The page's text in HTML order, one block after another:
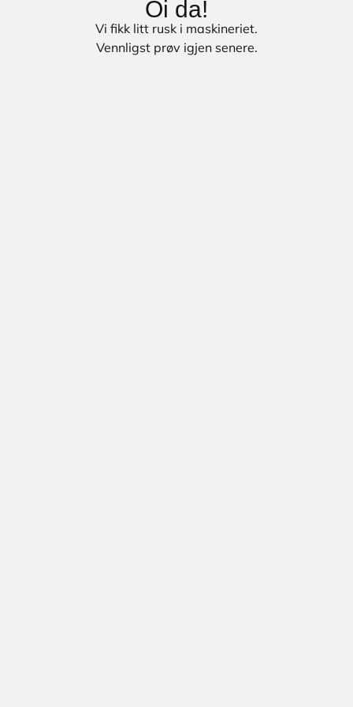
Oi da!
Vi fikk litt rusk i maskineriet.
Vennligst prøv igjen senere.